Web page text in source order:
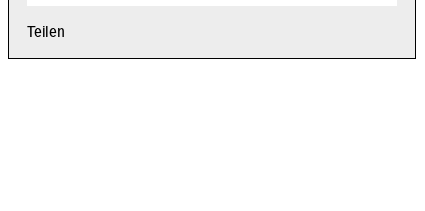
Teilen